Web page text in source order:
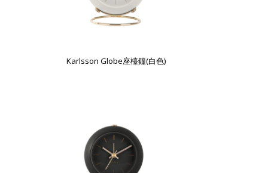
Karlsson Globe座檯鐘(白色)